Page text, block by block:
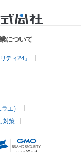
について
ティ24」
エ）
対策